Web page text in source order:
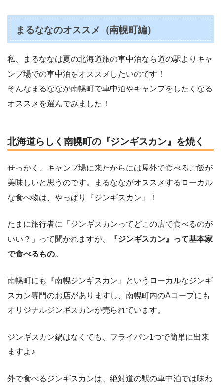
まるななのオススメ（南幌町編）
私、まるななは夏の北海道旅の車中泊なら道の駅よりキャ
ンプ場での車中泊をオススメしたいのです！
そんなまるななが南幌町で車中泊やキャンプをしたくなる
オススメを選んでみました！
北海道らしく南幌町の『ジンギスカン』を焼く
せっかく、キャンプ場に来たからには屋外で食べるご飯が
美味しいと思うのです。まるなながオススメするローカル
な食べ物は、やっぱり『ジンギスカン』！
たまに旅行者に「ジンギスカンってどこの店で食べるのが
いい？」って聞かれますが、
『ジンギスカン』って基本家
で食べるもの。
南幌町にも『南幌ジンギスカン』というローカルなジンギ
スカン専門のお店がありますし、南幌町内のAコープにも
オリジナルジンギスカンが売られています。
ジンギスカン鍋はなくても、フライパン1つで簡単に出来
ますよ♪
外で食べるジンギスカンは、絶対道の駅の車中泊では味わ